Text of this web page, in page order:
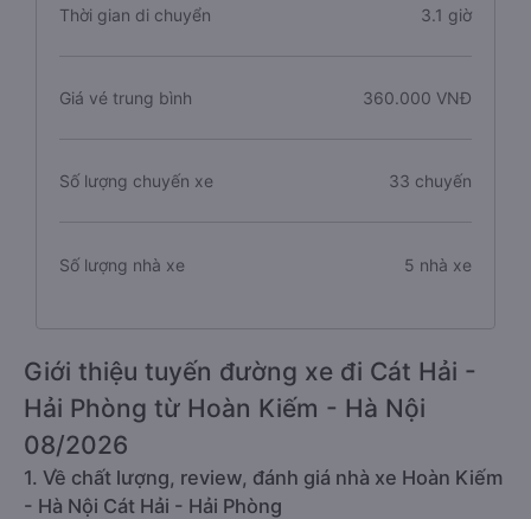
Thời gian di chuyển 3.1 giờ
Giá vé trung bình 360.000 VNĐ
Số lượng chuyến xe 33 chuyến
Số lượng nhà xe 5 nhà xe
Giới thiệu tuyến đường xe đi Cát Hải -
Hải Phòng từ Hoàn Kiếm - Hà Nội
08/2026
1. Về chất lượng, review, đánh giá nhà xe Hoàn Kiếm
- Hà Nội Cát Hải - Hải Phòng